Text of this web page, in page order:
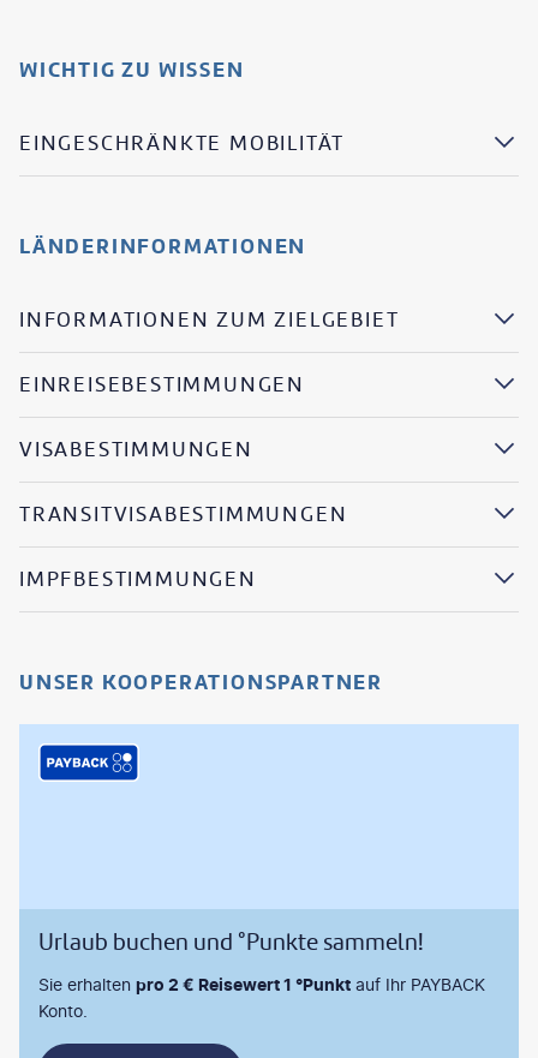
WICHTIG ZU WISSEN
EINGESCHRÄNKTE MOBILITÄT
LÄNDERINFORMATIONEN
INFORMATIONEN ZUM ZIELGEBIET
EINREISEBESTIMMUNGEN
VISABESTIMMUNGEN
TRANSITVISABESTIMMUNGEN
IMPFBESTIMMUNGEN
UNSER KOOPERATIONSPARTNER
Urlaub buchen und °Punkte sammeln!
Sie erhalten pro 2 € Reisewert 1 °Punkt auf Ihr PAYBACK
Konto.